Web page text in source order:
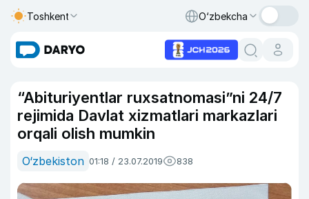
Toshkent O‘zbekcha
“Abituriyentlar ruxsatnomasi”ni 24/7
rejimida Davlat xizmatlari markazlari
orqali olish mumkin
O‘zbekiston 01:18 / 23.07.2019 838